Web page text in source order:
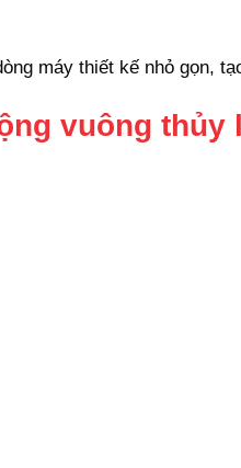
máy thiết kế nhỏ gọn,
vuông thủy